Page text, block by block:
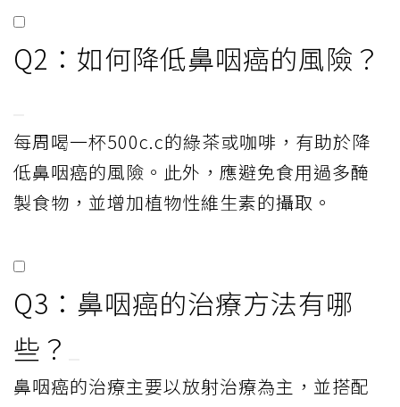
Q2：如何降低鼻咽癌的風險？
每周喝一杯500c.c的綠茶或咖啡，有助於降
低鼻咽癌的風險。此外，應避免食用過多醃
製食物，並增加植物性維生素的攝取。
Q3：鼻咽癌的治療方法有哪
些？
鼻咽癌的治療主要以放射治療為主，並搭配